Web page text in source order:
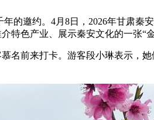
邀约。4月8日，2026年甘肃秦
特色产业、展示秦安文化的一张“金
前来打卡。游客段小琳表示，她